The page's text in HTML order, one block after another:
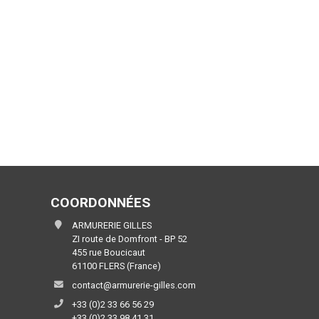
COORDONNÉES
ARMURERIE GILLES
ZI route de Domfront - BP 52
455 rue Boucicaut
61100 FLERS (France)
contact@armurerie-gilles.com
+33 (0)2 33 66 56 29